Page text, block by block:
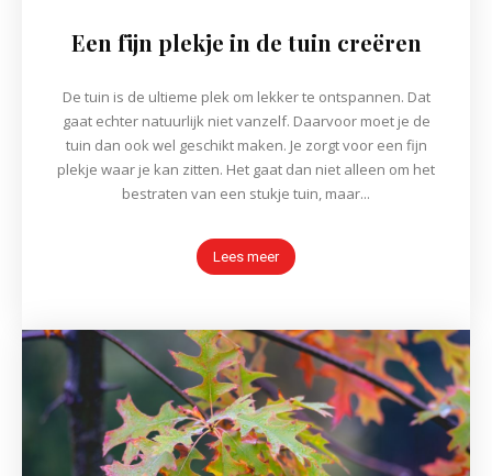
Een fijn plekje in de tuin creëren
De tuin is de ultieme plek om lekker te ontspannen. Dat
gaat echter natuurlijk niet vanzelf. Daarvoor moet je de
tuin dan ook wel geschikt maken. Je zorgt voor een fijn
plekje waar je kan zitten. Het gaat dan niet alleen om het
bestraten van een stukje tuin, maar...
Lees meer